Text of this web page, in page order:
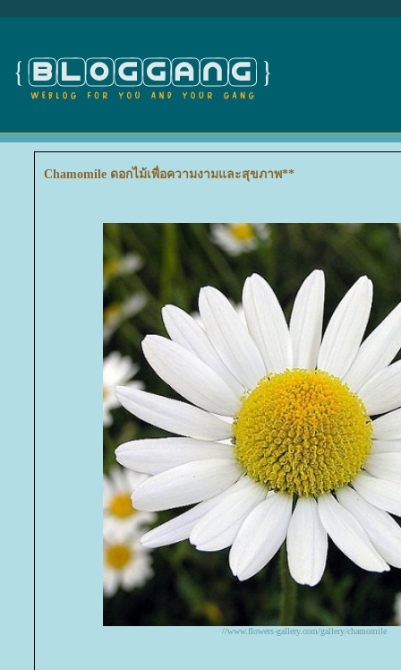
Chamomile ดอกไม้เพื่อความงามและสุขภาพ**
//www.flowers-gallery.com/gallery/chamomile